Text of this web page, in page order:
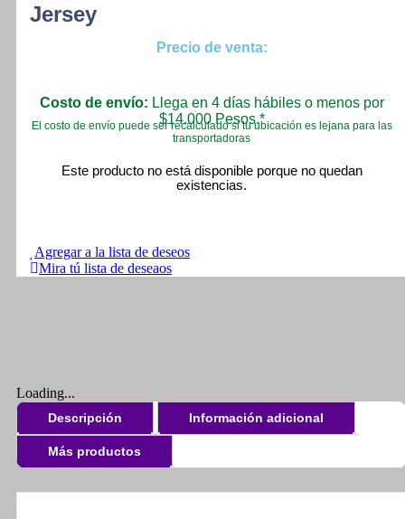
Jersey
Precio de venta:
Costo de envío: Llega en 4 días hábiles o menos por
$14.000 Pesos.*
El costo de envío puede ser recalculado si tu ubicación es lejana para las
transportadoras
Este producto no está disponible porque no quedan
existencias.
Agregar a la lista de deseos
Mira tú lista de deseaos
Loading...
Descripción Información adicional
Más productos